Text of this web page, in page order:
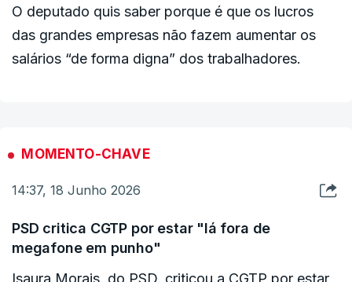
O deputado quis saber porque é que os lucros
das grandes empresas não fazem aumentar os
salários “de forma digna” dos trabalhadores.
MOMENTO-CHAVE
14:37, 18 Junho 2026
PSD critica CGTP por estar "lá fora de
megafone em punho"
Isaura Morais, do PSD, criticou a CGTP por estar